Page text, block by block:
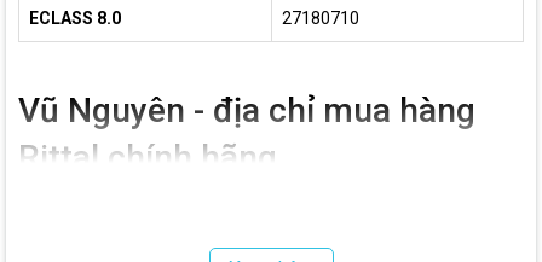
ECLASS 8.0 27180710
Vũ Nguyên - địa chỉ mua hàng
Rittal chính hãng
tự động hóa – sản xuất công nghiệp. Chúng tôi là nhà nhập khẩu và